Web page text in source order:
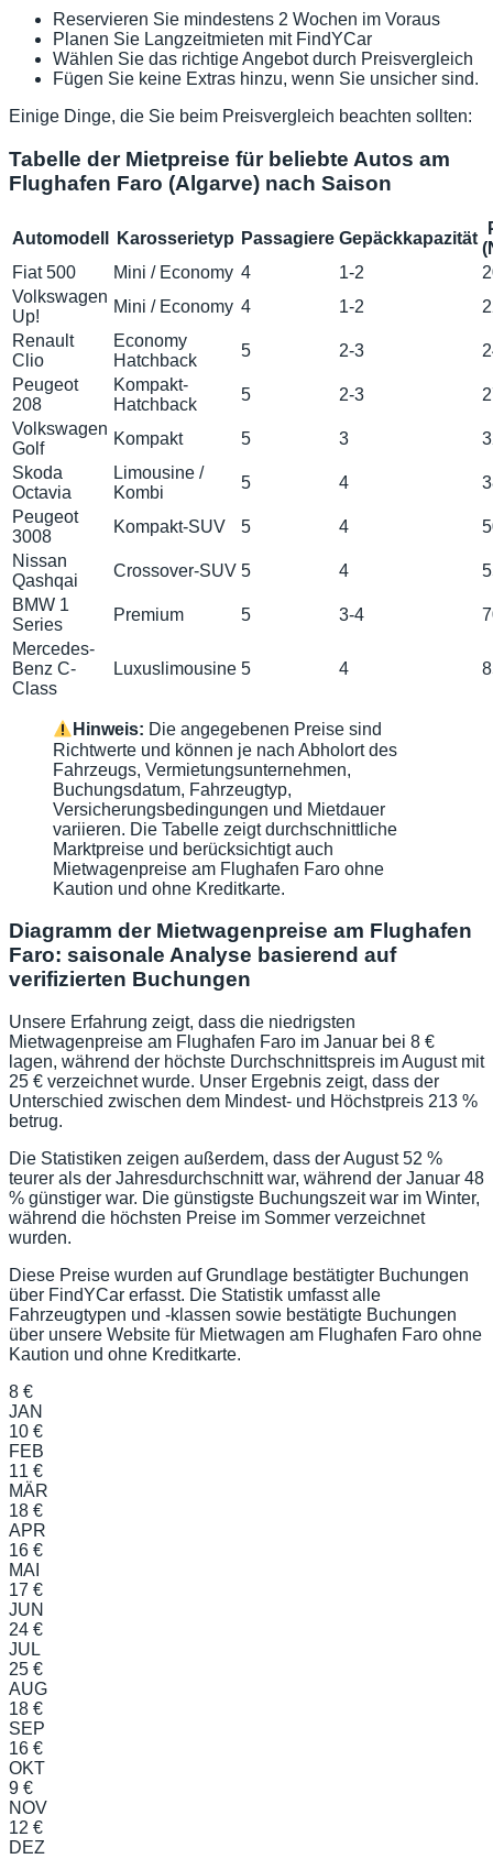
Reservieren Sie mindestens 2 Wochen im Voraus
Planen Sie Langzeitmieten mit FindYCar
Wählen Sie das richtige Angebot durch Preisvergleich
Fügen Sie keine Extras hinzu, wenn Sie unsicher sind.
Einige Dinge, die Sie beim Preisvergleich beachten sollten:
Tabelle der Mietpreise für beliebte Autos am
Flughafen Faro (Algarve) nach Saison
Automodell Karosserietyp Passagiere Gepäckkapazität
Fiat 500
Mini / Economy 4 1-2
Volkswagen
Up!
Mini / Economy 4 1-2
Renault
Clio
Economy
Hatchback
5 2-3
Peugeot
208
Kompakt-
Hatchback
5 2-3
Volkswagen
Golf
Kompakt 5 3
Skoda
Octavia
Limousine /
Kombi
5 4
Peugeot
3008
Kompakt-SUV 5 4
Nissan
Qashqai
Crossover-SUV 5 4
BMW 1
Series
Premium 5 3-4
Mercedes-
Benz C-
Class
Luxuslimousine 5 4
Hinweis: Die angegebenen Preise sind
Richtwerte und können je nach Abholort des
Fahrzeugs, Vermietungsunternehmen,
Buchungsdatum, Fahrzeugtyp,
Versicherungsbedingungen und Mietdauer
variieren. Die Tabelle zeigt durchschnittliche
Marktpreise und berücksichtigt auch
Mietwagenpreise am Flughafen Faro ohne
Kaution und ohne Kreditkarte.
Diagramm der Mietwagenpreise am Flughafen
Faro: saisonale Analyse basierend auf
verifizierten Buchungen
Unsere Erfahrung zeigt, dass die niedrigsten
Mietwagenpreise am Flughafen Faro im Januar bei 8 €
lagen, während der höchste Durchschnittspreis im August mit
25 € verzeichnet wurde. Unser Ergebnis zeigt, dass der
Unterschied zwischen dem Mindest- und Höchstpreis 213 %
betrug.
Die Statistiken zeigen außerdem, dass der August 52 %
teurer als der Jahresdurchschnitt war, während der Januar 48
% günstiger war. Die günstigste Buchungszeit war im Winter,
während die höchsten Preise im Sommer verzeichnet
wurden.
Diese Preise wurden auf Grundlage bestätigter Buchungen
über FindYCar erfasst. Die Statistik umfasst alle
Fahrzeugtypen und -klassen sowie bestätigte Buchungen
über unsere Website für Mietwagen am Flughafen Faro ohne
Kaution und ohne Kreditkarte.
8 €
JAN
10 €
FEB
11 €
MÄR
18 €
APR
16 €
MAI
17 €
JUN
24 €
JUL
25 €
AUG
18 €
SEP
16 €
OKT
9 €
NOV
12 €
DEZ